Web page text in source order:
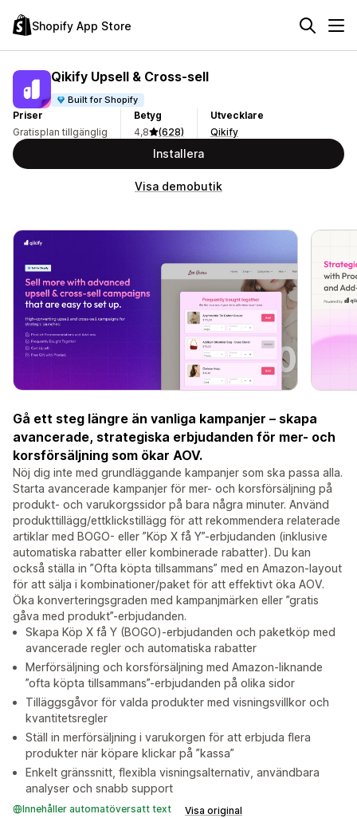
Shopify App Store
Qikify Upsell & Cross‑sell
Built for Shopify
Priser
Gratisplan tillgänglig
Betyg
4,8
(628)
Utvecklare
Qikify
Installera
Visa demobutik
Gå ett steg längre än vanliga kampanjer – skapa
avancerade, strategiska erbjudanden för mer- och
korsförsäljning som ökar AOV.
Nöj dig inte med grundläggande kampanjer som ska passa alla.
Starta avancerade kampanjer för mer- och korsförsäljning på
produkt- och varukorgssidor på bara några minuter. Använd
produkttillägg/ettklickstillägg för att rekommendera relaterade
artiklar med BOGO- eller ”Köp X få Y”-erbjudanden (inklusive
automatiska rabatter eller kombinerade rabatter). Du kan
också ställa in ”Ofta köpta tillsammans” med en Amazon-layout
för att sälja i kombinationer/paket för att effektivt öka AOV.
Öka konverteringsgraden med kampanjmärken eller ”gratis
gåva med produkt”-erbjudanden.
Skapa Köp X få Y (BOGO)-erbjudanden och paketköp med
avancerade regler och automatiska rabatter
Merförsäljning och korsförsäljning med Amazon-liknande
”ofta köpta tillsammans”-erbjudanden på olika sidor
Tilläggsgåvor för valda produkter med visningsvillkor och
kvantitetsregler
Ställ in merförsäljning i varukorgen för att erbjuda flera
produkter när köpare klickar på ”kassa”
Enkelt gränssnitt, flexibla visningsalternativ, användbara
analyser och snabb support
Innehåller automatöversatt text Visa original